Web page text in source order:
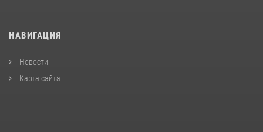
НАВИГАЦИЯ
Новости
Карта сайта